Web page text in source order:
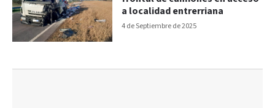
4 de Septiembre de 2025
a localidad entrerriana